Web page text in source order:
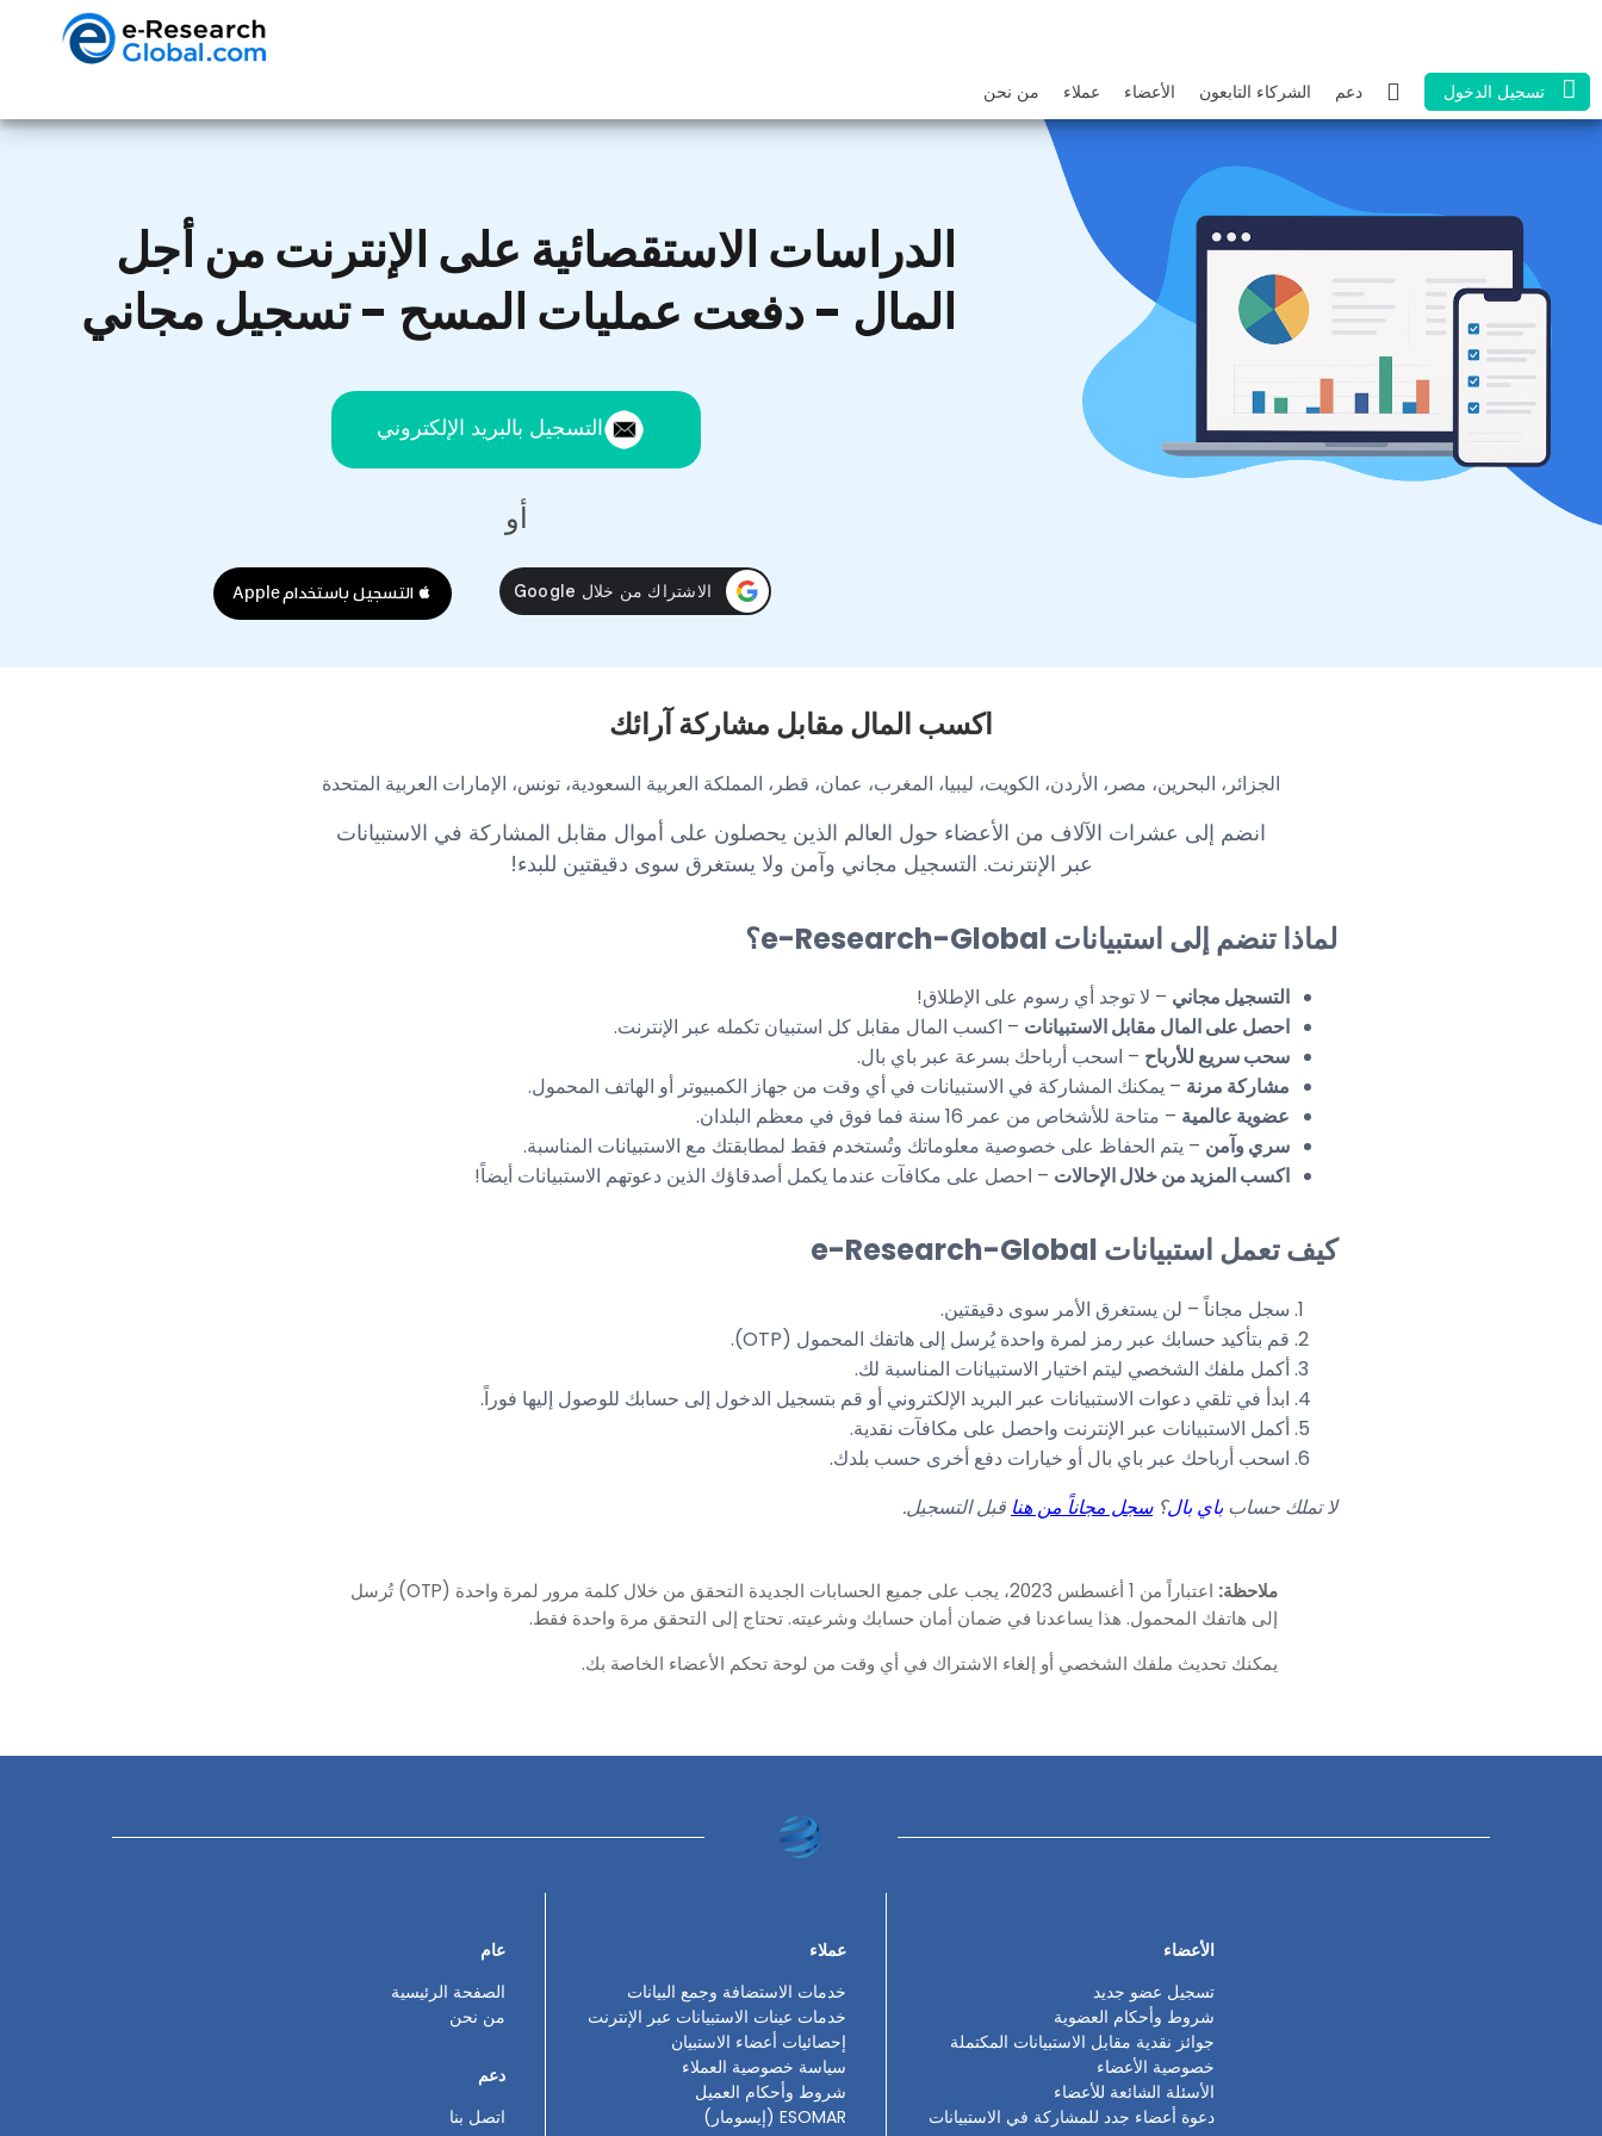
من نحن عملاء الأعضاء الشركاء التابعون دعم
الدراسات الاستقصائية على الإنترنت من أجل
المال - دفعت عمليات المسح - تسجيل مجاني
التسجيل بالبريد الإلكتروني
أو
 التسجيل باستخدام Apple
اكسب المال مقابل مشاركة آرائك
الجزائر، البحرين، مصر، الأردن، الكويت، ليبيا، المغرب، عمان، قطر، المملكة العربية السعودية، تونس، الإمارات العربية المتحدة
انضم إلى عشرات الآلاف من الأعضاء حول العالم الذين يحصلون على أموال مقابل المشاركة في الاستبيانات
عبر الإنترنت. التسجيل مجاني وآمن ولا يستغرق سوى دقيقتين للبدء!
لماذا تنضم إلى استبيانات e-Research-Global؟
التسجيل مجاني – لا توجد أي رسوم على الإطلاق!
احصل على المال مقابل الاستبيانات – اكسب المال مقابل كل استبيان تكمله عبر الإنترنت.
سحب سريع للأرباح – اسحب أرباحك بسرعة عبر باي بال.
مشاركة مرنة – يمكنك المشاركة في الاستبيانات في أي وقت من جهاز الكمبيوتر أو الهاتف المحمول.
عضوية عالمية – متاحة للأشخاص من عمر 16 سنة فما فوق في معظم البلدان.
سري وآمن – يتم الحفاظ على خصوصية معلوماتك وتُستخدم فقط لمطابقتك مع الاستبيانات المناسبة.
اكسب المزيد من خلال الإحالات – احصل على مكافآت عندما يكمل أصدقاؤك الذين دعوتهم الاستبيانات أيضاً!
كيف تعمل استبيانات e-Research-Global
سجل مجاناً – لن يستغرق الأمر سوى دقيقتين.
قم بتأكيد حسابك عبر رمز لمرة واحدة يُرسل إلى هاتفك المحمول (OTP).
أكمل ملفك الشخصي ليتم اختيار الاستبيانات المناسبة لك.
ابدأ في تلقي دعوات الاستبيانات عبر البريد الإلكتروني أو قم بتسجيل الدخول إلى حسابك للوصول إليها فوراً.
أكمل الاستبيانات عبر الإنترنت واحصل على مكافآت نقدية.
اسحب أرباحك عبر باي بال أو خيارات دفع أخرى حسب بلدك.
لا تملك حسابباي بال؟سجل مجاناً من هنا قبل التسجيل.
ملاحظة:
اعتباراً من 1 أغسطس 2023، يجب على جميع الحسابات الجديدة التحقق من خلال كلمة مرور لمرة واحدة (OTP) تُرسل
إلى هاتفك المحمول. هذا يساعدنا في ضمان أمان حسابك وشرعيته. تحتاج إلى التحقق مرة واحدة فقط.
يمكنك تحديث ملفك الشخصي أو إلغاء الاشتراك في أي وقت من لوحة تحكم الأعضاء الخاصة بك.
الأعضاء
تسجيل عضو جديد
شروط وأحكام العضوية
جوائز نقدية مقابل الاستبيانات المكتملة
خصوصية الأعضاء
الأسئلة الشائعة للأعضاء
دعوة أعضاء جدد للمشاركة في الاستبيانات
عملاء
خدمات الاستضافة وجمع البيانات
خدمات عينات الاستبيانات عبر الإنترنت
إحصائيات أعضاء الاستبيان
سياسة خصوصية العملاء
شروط وأحكام العميل
ESOMAR (إيسومار)
عام
الصفحة الرئيسية
من نحن
دعم
اتصل بنا